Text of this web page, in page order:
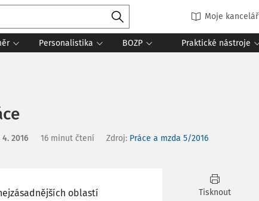
Moje kancelář
Personalistika BOZP Praktické nástroje
4. 2016 16 minut čtení Zdroj: Práce a mzda 5/2016
oblastí
Tisknout